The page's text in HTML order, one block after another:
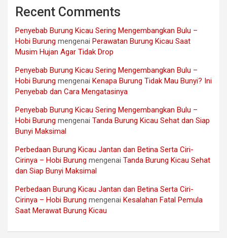
Recent Comments
Penyebab Burung Kicau Sering Mengembangkan Bulu –
Hobi Burung mengenai Perawatan Burung Kicau Saat
Musim Hujan Agar Tidak Drop
Penyebab Burung Kicau Sering Mengembangkan Bulu –
Hobi Burung mengenai Kenapa Burung Tidak Mau Bunyi? Ini
Penyebab dan Cara Mengatasinya
Penyebab Burung Kicau Sering Mengembangkan Bulu –
Hobi Burung mengenai Tanda Burung Kicau Sehat dan Siap
Bunyi Maksimal
Perbedaan Burung Kicau Jantan dan Betina Serta Ciri-
Cirinya – Hobi Burung mengenai Tanda Burung Kicau Sehat
dan Siap Bunyi Maksimal
Perbedaan Burung Kicau Jantan dan Betina Serta Ciri-
Cirinya – Hobi Burung mengenai Kesalahan Fatal Pemula
Saat Merawat Burung Kicau